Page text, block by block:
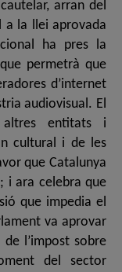
arran del
a la llei aprovada
ha pres la
permetrà que
d’internet
audiovisual. El
entitats i
cultural i de les
que Catalunya
i ara celebra que
que impedia el
va aprovar
l’impost sobre
del sector